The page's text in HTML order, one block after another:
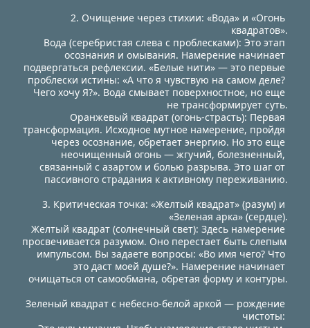
2. Очищение через стихии: «Вода» и «Огонь
квадратов».
Вода (серебристая слева с проблесками): Это этап
осознания и омывания. Намерение начинает
подвергаться рефлексии. «Белые нити» — это первые
проблески истины: «А что я чувствую на самом деле?
Чего хочу Я?». Вода смывает поверхностное, но еще
не трансформирует суть.
Оранжевый квадрат (огонь-страсть): Первая
трансформация. Исходное мутное намерение, пройдя
через осознание, обретает энергию. Но это еще
неочищенный огонь — жгучий, болезненный,
связанный с азартом и болью разрыва. Это шаг от
пассивного страдания к активному переживанию.
3. Критическая точка: «Желтый квадрат» (разум) и
«Зеленая арка» (сердце).
Желтый квадрат (солнечный свет): Здесь намерение
просвечивается разумом. Оно перестает быть слепым
импульсом. Вы задаете вопросы: «Во имя чего? Что
это даст моей душе?». Намерение начинает
очищаться от самообмана, обретая форму и контуры.
Зеленый квадрат с небесно-белой аркой — рождение
чистоты: